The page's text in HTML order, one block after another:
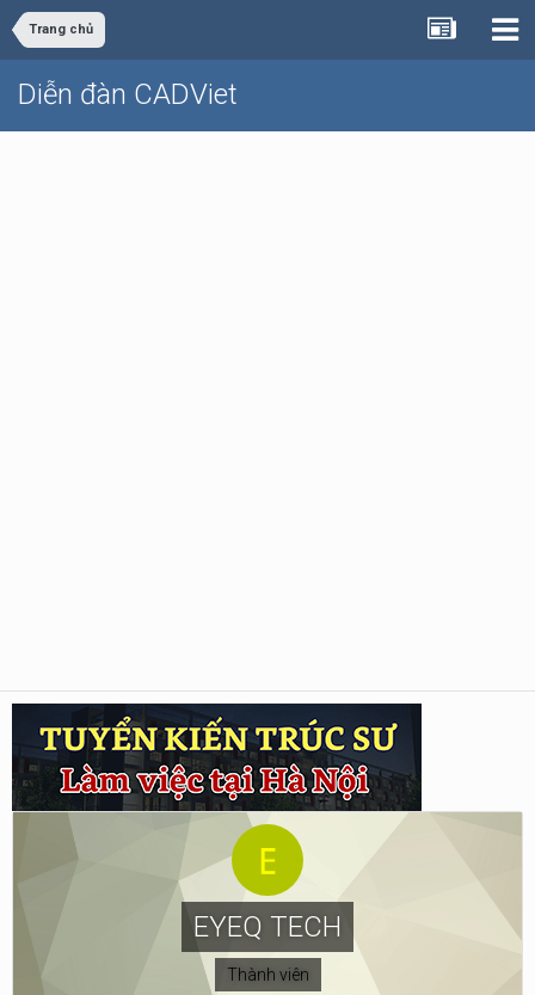
Trang chủ
Diễn đàn CADViet
EYEQ TECH
Thành viên